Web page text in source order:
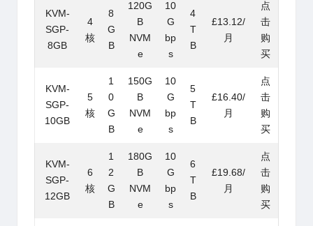
KVM-
SGP-
8GB
4
核
8
G
B
120G
B
NVM
e
10
G
bp
s
4
T
B
£13.12/
月
点
击
购
买
KVM-
SGP-
10GB
5
核
1
0
G
B
150G
B
NVM
e
10
G
bp
s
5
T
B
£16.40/
月
点
击
购
买
KVM-
SGP-
12GB
6
核
1
2
G
B
180G
B
NVM
e
10
G
bp
s
6
T
B
£19.68/
月
点
击
购
买